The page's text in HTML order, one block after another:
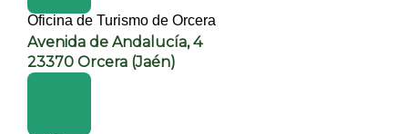
Oficina de Turismo de Orcera
Avenida de Andalucía, 4
23370 Orcera (Jaén)